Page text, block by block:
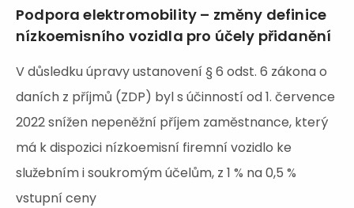
Podpora elektromobility – změny definice
nízkoemisního vozidla pro účely přidanění
V důsledku úpravy ustanovení § 6 odst. 6 zákona o
daních z příjmů (ZDP) byl s účinností od 1. července
2022 snížen nepeněžní příjem zaměstnance, který
má k dispozici nízkoemisní firemní vozidlo ke
služebním i soukromým účelům, z 1 % na 0,5 %
vstupní ceny